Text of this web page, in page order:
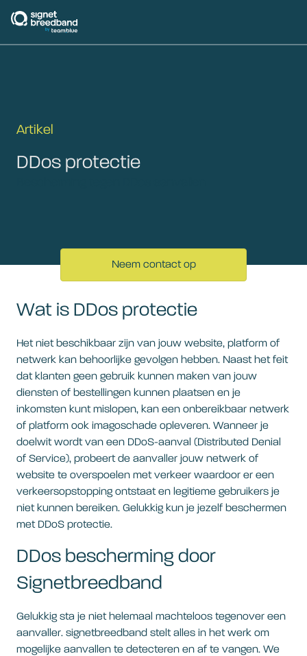
signetbreedband
Artikel
DDos protectie
Neem contact op
Wat is DDos protectie
Het niet beschikbaar zijn van jouw website, platform of
netwerk kan behoorlijke gevolgen hebben. Naast het feit
dat klanten geen gebruik kunnen maken van jouw
diensten of bestellingen kunnen plaatsen en je
inkomsten kunt mislopen, kan een onbereikbaar netwerk
of platform ook imagoschade opleveren. Wanneer je
doelwit wordt van een DDoS-aanval (Distributed Denial
of Service), probeert de aanvaller jouw netwerk of
website te overspoelen met verkeer waardoor er een
verkeersopstopping ontstaat en legitieme gebruikers je
niet kunnen bereiken. Gelukkig kun je jezelf beschermen
met DDoS protectie.
DDos bescherming door
Signetbreedband
Gelukkig sta je niet helemaal machteloos tegenover een
aanvaller. signetbreedband stelt alles in het werk om
mogelijke aanvallen te detecteren en af te vangen. We